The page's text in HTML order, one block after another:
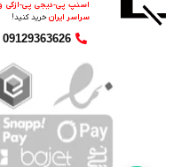
اسنپ پی-دیجی پی-ازکی
سراسر ایرانخرید کنید!
09129363626